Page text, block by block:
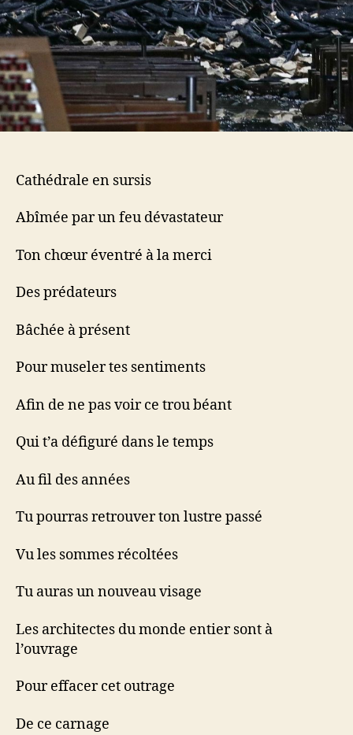
Cathédrale en sursis
Abîmée par un feu dévastateur
Ton chœur éventré à la merci
Des prédateurs
Bâchée à présent
Pour museler tes sentiments
Afin de ne pas voir ce trou béant
Qui t’a défiguré dans le temps
Au fil des années
Tu pourras retrouver ton lustre passé
Vu les sommes récoltées
Tu auras un nouveau visage
Les architectes du monde entier sont à
l’ouvrage
Pour effacer cet outrage
De ce carnage